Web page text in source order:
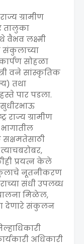
ग्रामीण
तालुका
वैभव लक्ष्मी
संकुलाच्या
सोहळा
वने सांस्कृतिक
तथा
पार पडला.
सुधीरभाऊ
राज्य ग्रामीण
प्रयत्न केले
नूतनीकरण
संधी उपलब्ध
मिळेल,
देणारे संकुलन
अधिकारी